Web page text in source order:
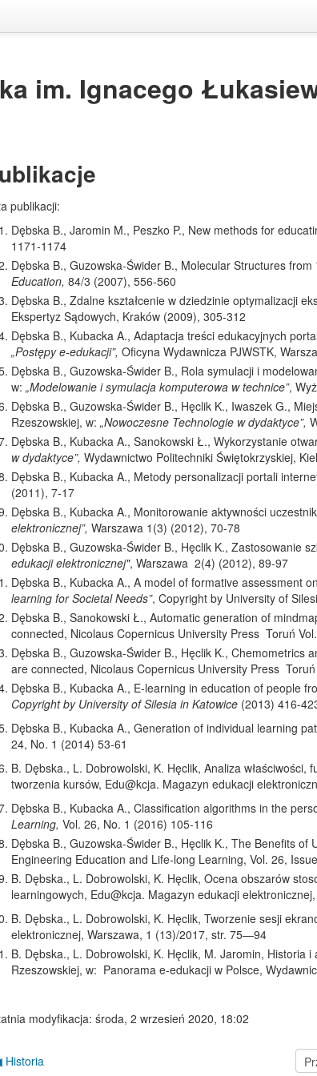
im. Ignacego
publikacji:
Dębska B., Jaromin M., Peszko P., New methods for
1171-1174
Dębska B., Guzowska-Świder B., Molecular Structures
Education, 84/3 (2007), 556-560
Dębska B., Zdalne kształcenie w dziedzinie optymalizacji
Ekspertyz Sądowych, Kraków (2009), 305-312
Dębska B., Kubacka A., Adaptacja treści edukacyjnych
„Postępy e-edukacji”, Oficyna Wydawnicza PJWSTK,
Dębska B., Guzowska-Świder B., Rola symulacji i
w:„Modelowanie i symulacja komputerowa w technice”,
Dębska B., Guzowska-Świder B., Hęclik K., Iwaszek G.,
Rzeszowskiej, w:„Nowoczesne Technologie w dydaktyce”,
Dębska B., Kubacka A., Sanokowski Ł., Wykorzystanie
w dydaktyce”, Wydaw­nictwo Politechniki Świętokrzyskiej,
Dębska B., Kubacka A., Metody personalizacji portali
(2011), 7-17
Dębska B., Kubacka A., Monitorowanie aktywności
elektronicznej”, Warszawa 1(3) (2012), 70-78
Dębska B., Guzowska-Świder B., Hęclik K., Zastosowanie
edukacji elektronicznej", Warszawa 2(4) (2012), 89-97
Dębska B., Kubacka A., A model of formative assessment
learning for Societal Needs”, Copyright by University of
Dębska B., Sanokowski Ł., Automatic generation of
connected, Nicolaus Copernicus University Press Toruń
Dębska B., Guzowska-Świder B., Hęclik K., Chemometrics
are connected, Nicolaus Copernicus University Press
Dębska B., Kubacka A., E-learning in education of people
Copyright by University of Silesia in Katowice (2013) 416-
Dębska B., Kubacka A.,Generation of individual learning
24, No. 1 (2014) 53-61
B. Dębska., L. Dobrowolski, K. Hęclik, Analiza
tworzenia kursów, Edu@kcja. Magazyn edukacji
Dębska B., Kubacka A.,Classification algorithms in the
Learning,Vol. 26, No. 1 (2016) 105-116
Dębska B., Guzowska-Świder B., Hęclik K., The Benefits
Engineering Education and Life-long Learning, Vol. 26,
B. Dębska., L. Dobrowolski, K. Hęclik, Ocena obszarów
learningowych, Edu@kcja. Magazyn edukacji
B. Dębska., L. Dobrowolski, K. Hęclik, Tworzenie sesji
elektronicznej, Warszawa, 1 (13)/2017, str. 75—94
B. Dębska., L. Dobrowolski, K. Hęclik, M. Jaromin, Historia
Rzeszowskiej, w: Panorama e-edukacji w Polsce,
modyfikacja: środa, 2 wrzesień 2020, 18:02
Historia
do...